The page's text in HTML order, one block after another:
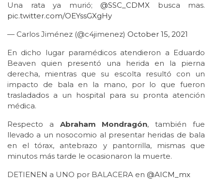
Una rata ya murió; @SSC_CDMX busca mas.
pic.twitter.com/OEYssGXgHy
— Carlos Jiménez (@c4jimenez) October 15, 2021
En dicho lugar paramédicos atendieron a Eduardo
Beaven quien presentó una herida en la pierna
derecha, mientras que su escolta resultó con un
impacto de bala en la mano, por lo que fueron
trasladados a un hospital para su pronta atención
médica.
Respecto a Abraham Mondragón, también fue
llevado a un nosocomio al presentar heridas de bala
en el tórax, antebrazo y pantorrilla, mismas que
minutos más tarde le ocasionaron la muerte.
DETIENEN a UNO por BALACERA en @AICM_mx